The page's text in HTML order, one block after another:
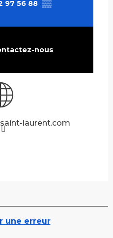
97 56 88 ▒▒
nous
laurent.com
une erreur